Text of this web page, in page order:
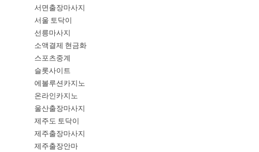
서면출장마사지
서울 토닥이
선릉마사지
소액결제 현금화
스포츠중계
슬롯사이트
에볼루션카지노
온라인카지노
울산출장마사지
제주도 토닥이
제주출장마사지
제주출장안마